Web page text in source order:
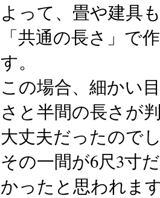
よって、畳や建具
「共通の長さ」で
す。
この場合、細かい
さと半間の長さが
大丈夫だったので
その一間が6尺3寸
かったと思われま